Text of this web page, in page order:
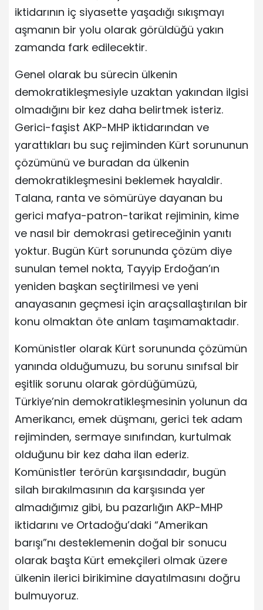
iktidarının iç siyasette yaşadığı sıkışmayı
aşmanın bir yolu olarak görüldüğü yakın
zamanda fark edilecektir.
Genel olarak bu sürecin ülkenin
demokratikleşmesiyle uzaktan yakından ilgisi
olmadığını bir kez daha belirtmek isteriz.
Gerici-faşist AKP-MHP iktidarından ve
yarattıkları bu suç rejiminden Kürt sorununun
çözümünü ve buradan da ülkenin
demokratikleşmesini beklemek hayaldir.
Talana, ranta ve sömürüye dayanan bu
gerici mafya-patron-tarikat rejiminin, kime
ve nasıl bir demokrasi getireceğinin yanıtı
yoktur. Bugün Kürt sorununda çözüm diye
sunulan temel nokta, Tayyip Erdoğan’ın
yeniden başkan seçtirilmesi ve yeni
anayasanın geçmesi için araçsallaştırılan bir
konu olmaktan öte anlam taşımamaktadır.
Komünistler olarak Kürt sorununda çözümün
yanında olduğumuzu, bu sorunu sınıfsal bir
eşitlik sorunu olarak gördüğümüzü,
Türkiye’nin demokratikleşmesinin yolunun da
Amerikancı, emek düşmanı, gerici tek adam
rejiminden, sermaye sınıfından, kurtulmak
olduğunu bir kez daha ilan ederiz.
Komünistler terörün karşısındadır, bugün
silah bırakılmasının da karşısında yer
almadığımız gibi, bu pazarlığın AKP-MHP
iktidarını ve Ortadoğu’daki “Amerikan
barışı”nı desteklemenin doğal bir sonucu
olarak başta Kürt emekçileri olmak üzere
ülkenin ilerici birikimine dayatılmasını doğru
bulmuyoruz.